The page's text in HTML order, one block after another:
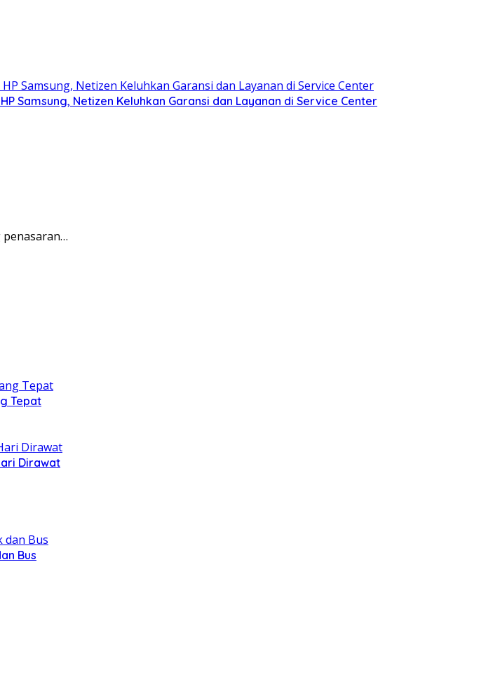
Samsung, Netizen Keluhkan Garansi dan Layanan di Service Center
penasaran…
Tepat
Dirawat
Bus